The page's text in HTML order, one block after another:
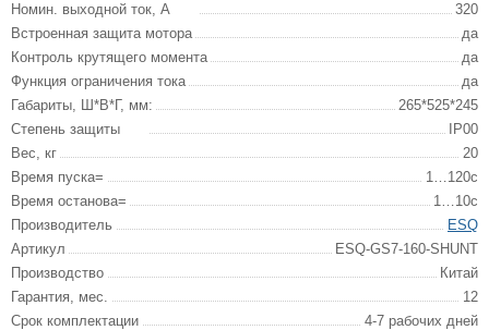
Номин. выходной ток, А
320
Встроенная защита мотора
да
Контроль крутящего момента
да
Функция ограничения тока
да
Габариты, Ш*В*Г, мм:
265*525*245
Степень защиты
IP00
Вес, кг
20
Время пуска=
1…120с
Время останова=
1…10с
Производитель
ESQ
Артикул
ESQ-GS7-160-SHUNT
Производство
Китай
Гарантия, мес.
12
Срок комплектации
4-7 рабочих дней